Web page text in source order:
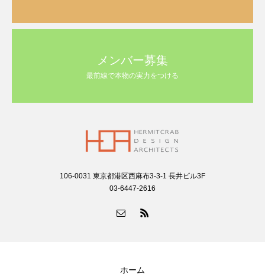
メンバー募集
最前線で本物の実力をつける
106-0031 東京都港区西麻布3-3-1 長井ビル3F
03-6447-2616
ホーム